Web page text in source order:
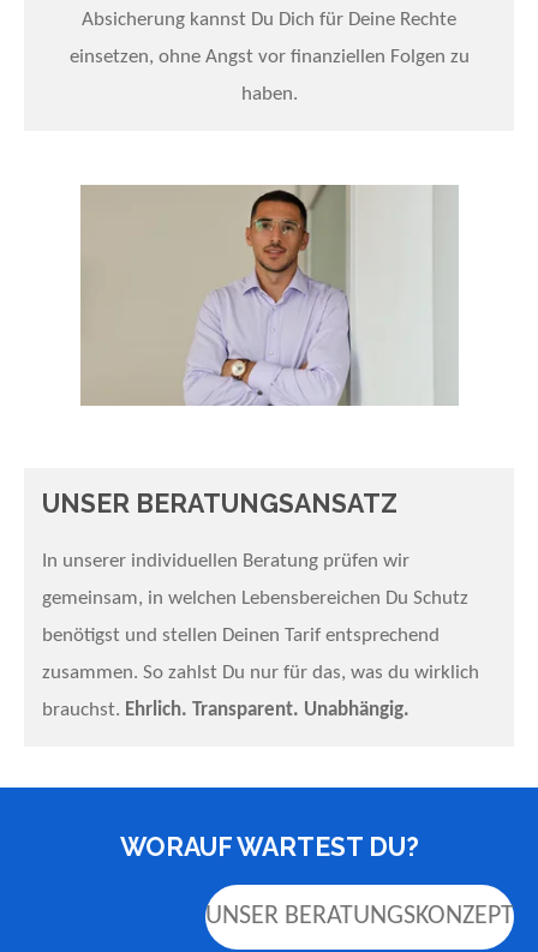
Absicherung kannst Du Dich für Deine Rechte
einsetzen, ohne Angst vor finanziellen Folgen zu
haben.
UNSER BERATUNGSANSATZ
In unserer individuellen Beratung prüfen wir
gemeinsam, in welchen Lebensbereichen Du Schutz
benötigst und stellen Deinen Tarif entsprechend
zusammen. So zahlst Du nur für das, was du wirklich
brauchst. Ehrlich. Transparent. Unabhängig.
WORAUF WARTEST DU?
UNSER BERATUNGSKONZEPT